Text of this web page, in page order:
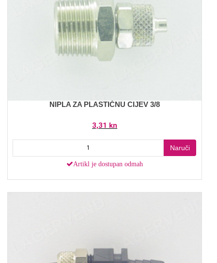
NIPLA ZA PLASTIČNU CIJEV 3/8
3,31 kn
Naruči
Artikl je dostupan odmah